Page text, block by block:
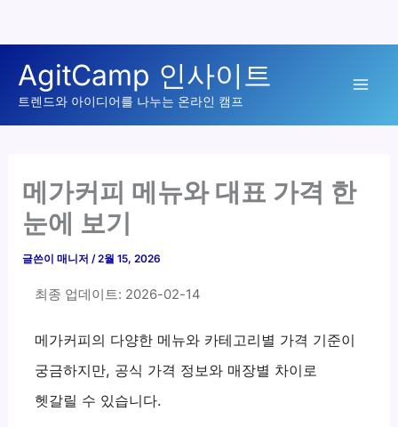
로
AgitCamp 인사이트
트렌드와 아이디어를 나누는 온라인 캠프
메가커피 메뉴와 대표 가격 한
눈에 보기
글쓴이매니저/2월 15, 2026
최종 업데이트: 2026-02-14
메가커피의 다양한 메뉴와 카테고리별 가격 기준이
궁금하지만, 공식 가격 정보와 매장별 차이로
헷갈릴 수 있습니다.